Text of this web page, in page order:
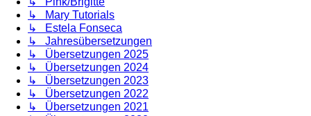
↳ Mary Tutorials
↳ Estela Fonseca
↳ Jahresübersetzungen
↳ Übersetzungen 2025
↳ Übersetzungen 2024
↳ Übersetzungen 2023
↳ Übersetzungen 2022
↳ Übersetzungen 2021